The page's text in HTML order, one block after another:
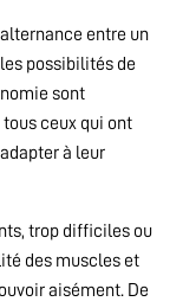
entre un
possibilités de
sont
ceux qui ont
à leur
trop difficiles ou
des muscles et
aisément. De